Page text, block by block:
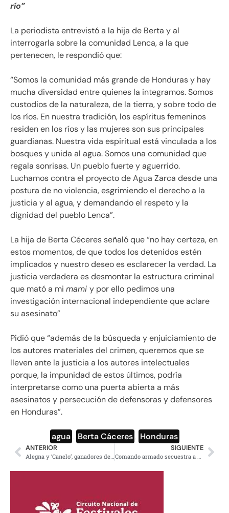
río”
La periodista entrevistó a la hija de Berta y al
interrogarla sobre la comunidad Lenca, a la que
pertenecen, le respondió que:
“Somos la comunidad más grande de Honduras y hay
mucha diversidad entre quienes la integramos. Somos
custodios de la naturaleza, de la tierra, y sobre todo de
los ríos. En nuestra tradición, los espíritus femeninos
residen en los ríos y las mujeres son sus principales
guardianas. Nuestra vida espiritual está vinculada a los
bosques y unida al agua. Somos una comunidad que
regala sonrisas. Un pueblo fuerte y aguerrido.
Luchamos contra el proyecto de Agua Zarca desde una
postura de no violencia, esgrimiendo el derecho a la
justicia y al agua, y demandando el respeto y la
dignidad del pueblo Lenca”.
La hija de Berta Céceres señaló que “no hay certeza, en
estos momentos, de que todos los detenidos estén
implicados y nuestro deseo es esclarecer la verdad. La
justicia verdadera es desmontar la estructura criminal
que mató a mi mami y por ello pedimos una
investigación internacional independiente que aclare
su asesinato”
Pidió que “además de la búsqueda y enjuiciamiento de
los autores materiales del crimen, queremos que se
lleven ante la justicia a los autores intelectuales
porque, la impunidad de estos últimos, podría
interpretarse como una puerta abierta a más
asesinatos y persecución de defensoras y defensores
en Honduras”.
agua Berta Cáceres Honduras
ANTERIOR
Alegna y ‘Canelo’, ganadores del Premio Nacional de Deportes
SIGUIENTE
Comando armado secuestra a activista menonita anti Monsanto